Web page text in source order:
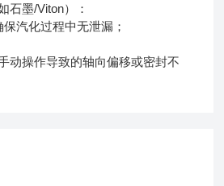
墨/Viton）：
化过程中无泄漏；
操作导致的轴向偏移或密封不